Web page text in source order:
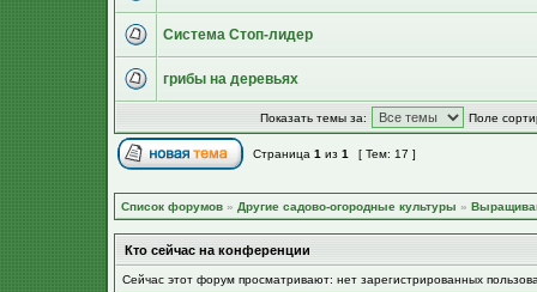
Система Стоп-лидер
грибы на деревьях
Показать темы за: Поле
Страница 1 из 1 [ Тем: 17 ]
Список форумов » Другие садово-огородные культуры »
Кто сейчас на конференции
Сейчас этот форум просматривают: нет зарегистрированных